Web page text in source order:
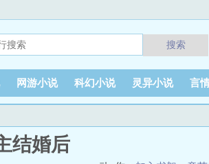
搜索
网游小说 科幻小说 灵异小说 言
结婚后